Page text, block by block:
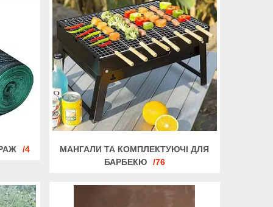
4
МАНГАЛИ ТА КОМПЛЕКТУЮЧІ ДЛЯ
БАРБЕКЮ
76